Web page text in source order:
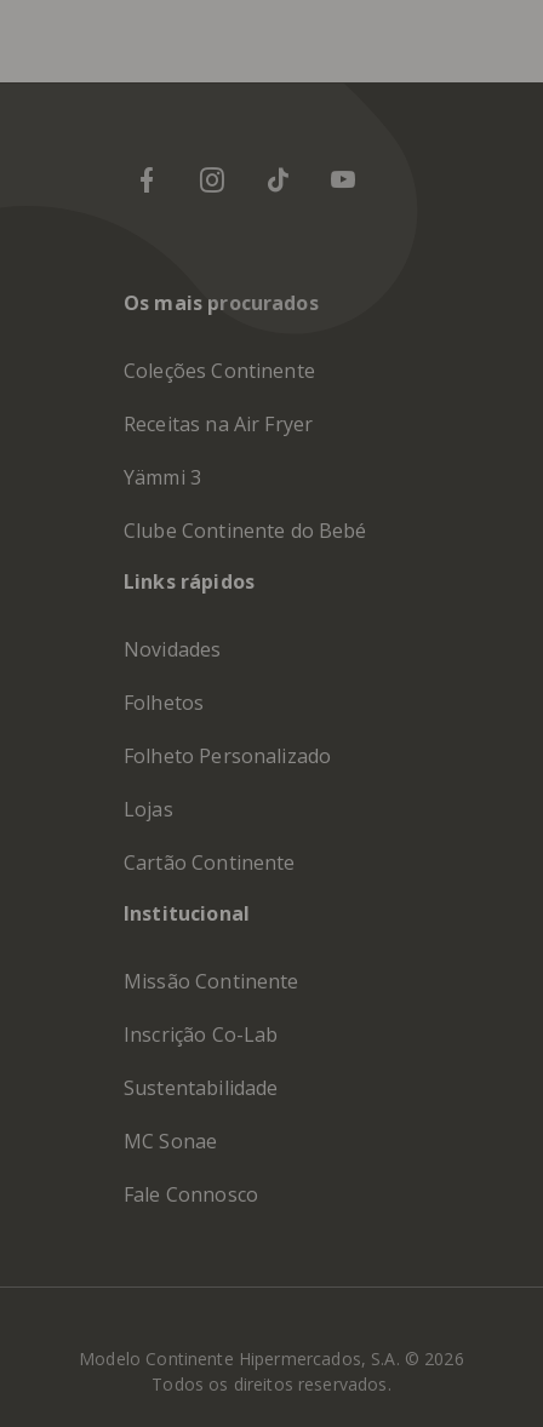
Os mais procurados
Coleções Continente
Receitas na Air Fryer
Yämmi 3
Clube Continente do Bebé
Links rápidos
Novidades
Folhetos
Folheto Personalizado
Lojas
Cartão Continente
Institucional
Missão Continente
Inscrição Co-Lab
Sustentabilidade
MC Sonae
Fale Connosco
Modelo Continente Hipermercados, S.A. © 2026
Todos os direitos reservados.